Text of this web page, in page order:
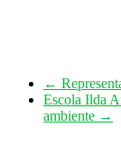
←
Escola Ilda
ambiente →